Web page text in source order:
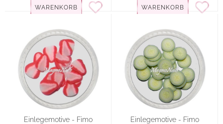
WARENKORB WARENKORB
Einlegemotive - Fimo
Einlegemotive - Fimo